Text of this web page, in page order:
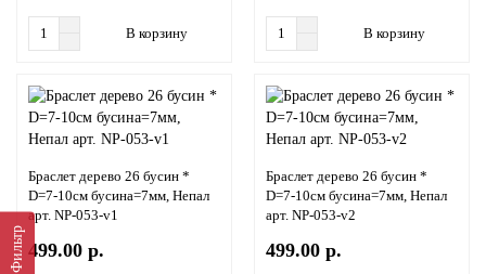
Фильтр
В корзину В корзину
Браслет дерево 26 бусин *
D=7-10см бусина=7мм, Непал
арт. NP-053-v1
499.00 р.
Браслет дерево 26 бусин *
D=7-10см бусина=7мм, Непал
арт. NP-053-v2
499.00 р.